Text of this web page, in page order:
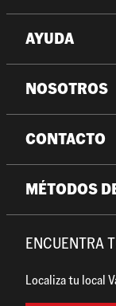
AYUDA
NOSOTROS
CONTACTO
MÉTODOS
ENCUENTRA
Localiza tu local